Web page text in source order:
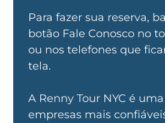
Para fazer sua reserva,
botão Fale Conosco no
ou nos telefones que
tela.
A Renny Tour NYC é
empresas mais